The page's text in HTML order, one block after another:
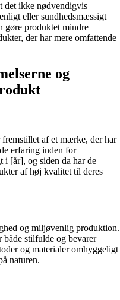
det ikke nødvendigvis
eller sundhedsmæssigt
gøre produktet mindre
der har mere omfattende
og
af et mærke, der har
erfaring inden for
[år], og siden da har de
af høj kvalitet til deres
og miljøvenlig produktion.
både stilfulde og bevarer
og materialer omhyggeligt
naturen.